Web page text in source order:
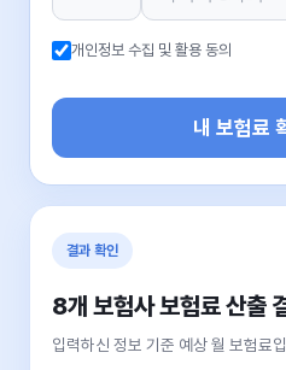
개인정보 수집 및 활용 동의
내 보험료
결과 확인
8개 보험사 보험료 산출
입력하신 정보 기준 예상 월 보험료